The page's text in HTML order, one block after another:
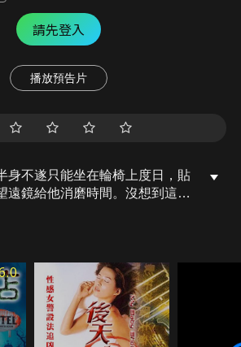
請先登入
播放預告片
身不遂只能坐在輪椅上度日，貼
遠鏡給他消磨時間。沒想到這副
的債務，不料卻一發不可收拾…